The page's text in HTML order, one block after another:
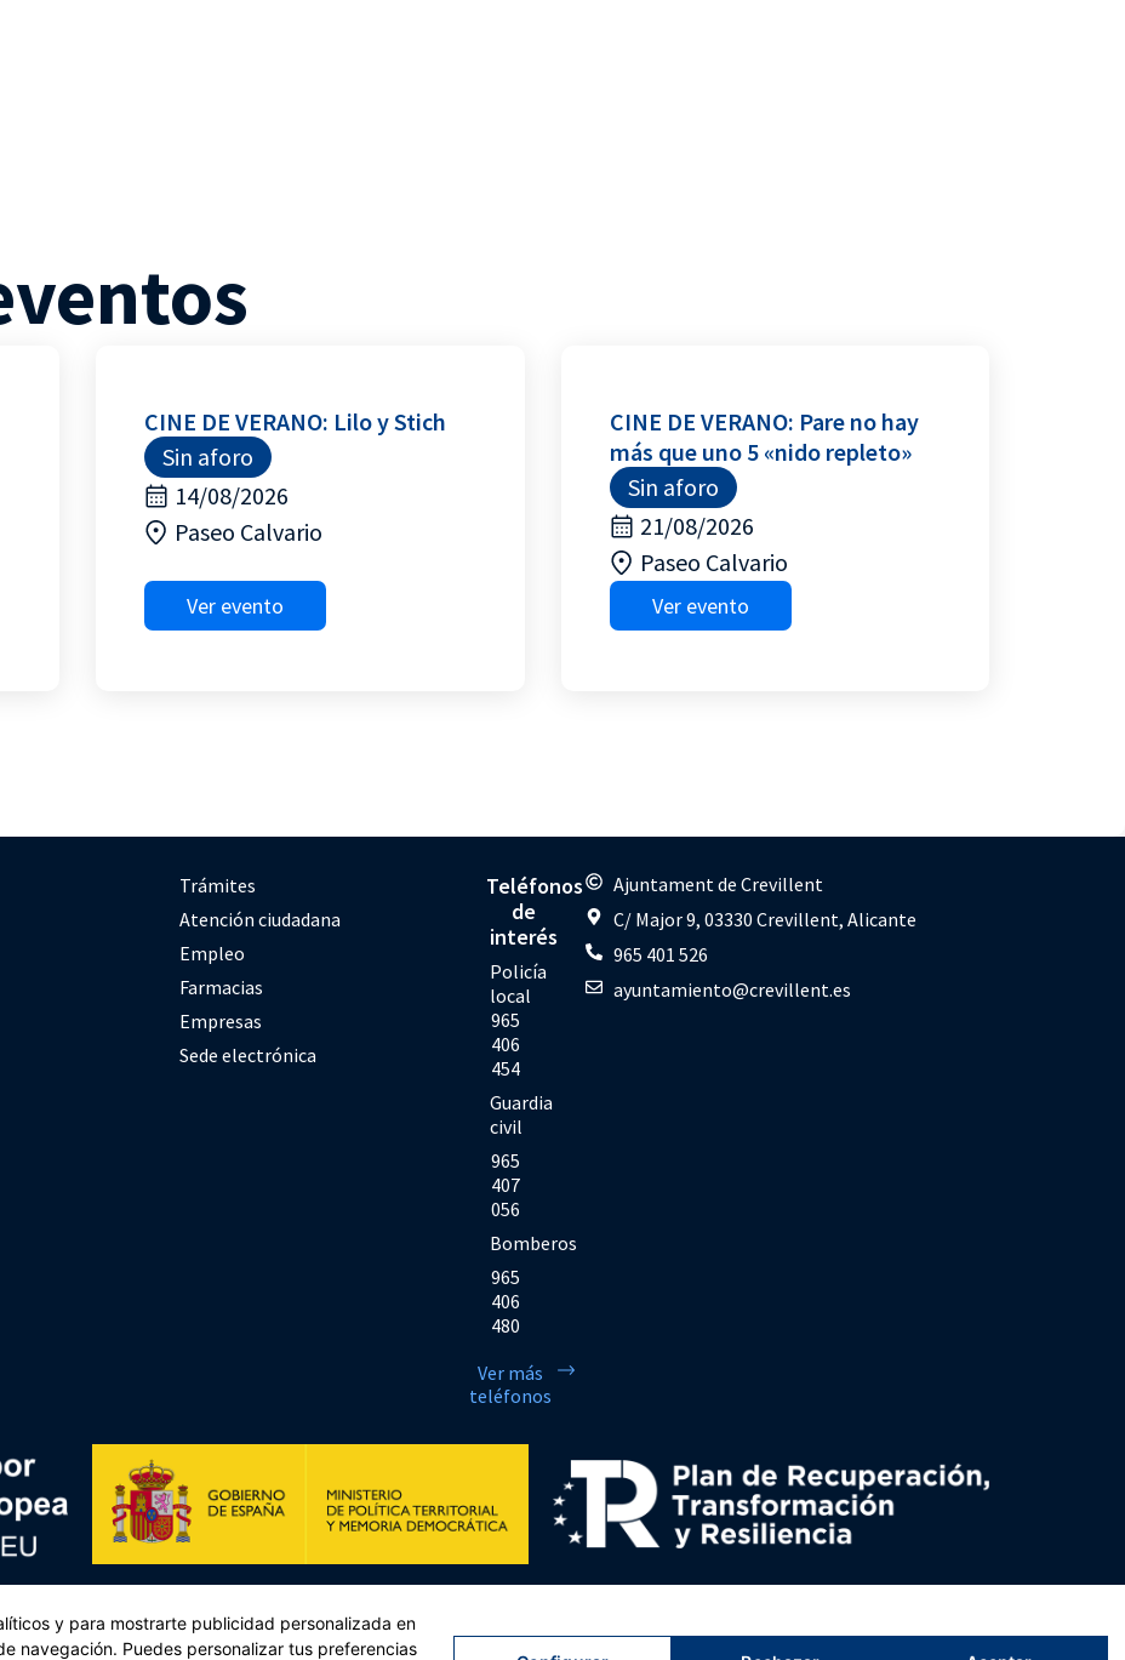
CINE DE VERANO: Lilo y Stich
Sin aforo
14/08/2026
Paseo Calvario
Ver evento
CINE DE VERANO: Pare no hay
más que uno 5 «nido repleto»
Sin aforo
21/08/2026
Paseo Calvario
Ver evento
Trámites
Atención ciudadana
Empleo
Farmacias
Empresas
Sede electrónica
Teléfonos
de
interés
Policía
local
965
406
454
Guardia
civil
965
407
056
Bomberos
965
406
480
Ver más
teléfonos
Ajuntament de Crevillent
C/ Major 9, 03330 Crevillent, Alicante
965 401 526
ayuntamiento@crevillent.es
Consejo, de 12 de febrero de 2021. Componente 11, Inversión 2 del PRTR gestionado por el Ministerio de Política territorial.
y para mostrarte publicidad personalizada en
navegación. Puedes personalizar tus preferencias